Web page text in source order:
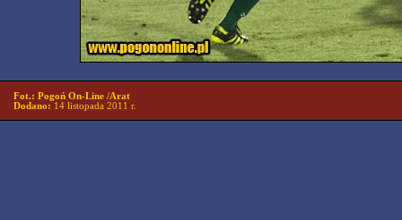
Fot.: Pogoń On-Line /Arat
Dodano: 14 listopada 2011 r.